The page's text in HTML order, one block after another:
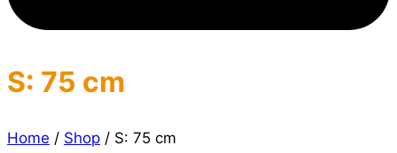
S: 75 cm
Home / Shop / S: 75 cm